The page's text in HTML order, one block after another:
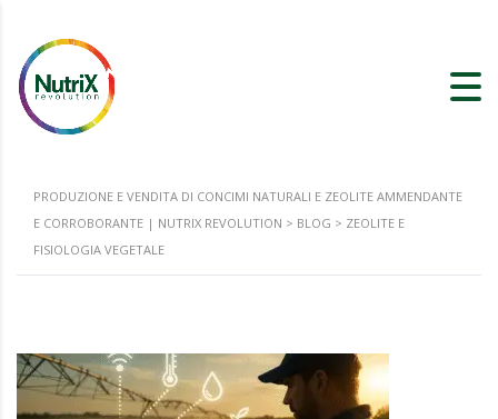
PRODUZIONE E VENDITA DI CONCIMI NATURALI E ZEOLITE AMMENDANTE
E CORROBORANTE | NUTRIX REVOLUTION > BLOG > ZEOLITE E
FISIOLOGIA VEGETALE